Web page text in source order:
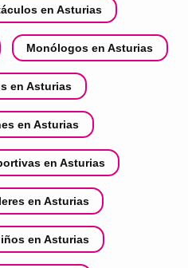
en Asturias
Monólogos en Asturias
en Asturias
en Asturias
en Asturias
en Asturias
en Asturias